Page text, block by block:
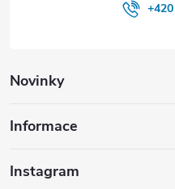
Novinky
Informace
Instagram